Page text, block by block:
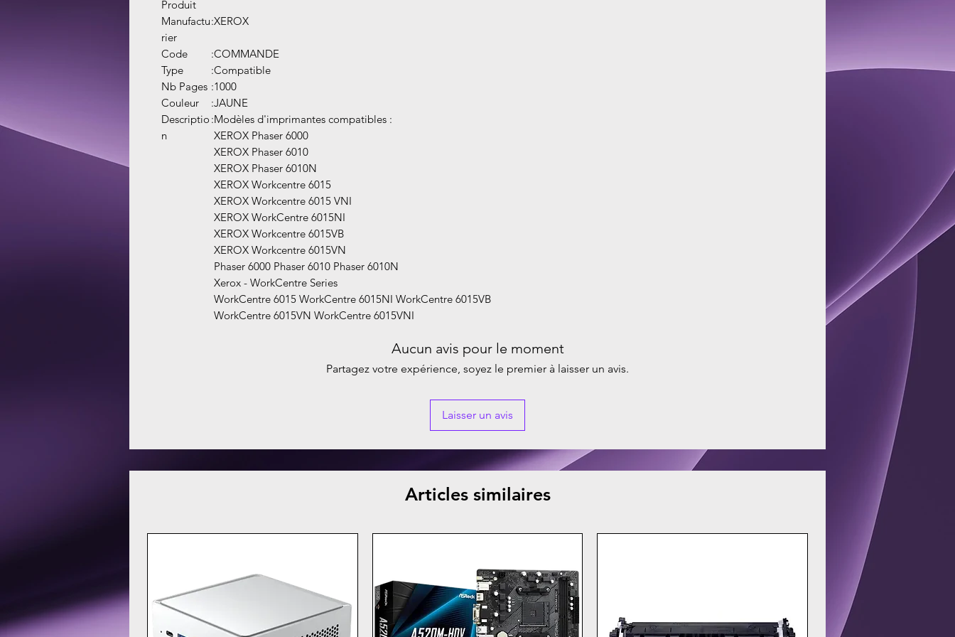
Produit
Manufactu
rier
:XEROX
Code :COMMANDE
Type
:Compatible
Nb Pages :1000
Couleur
:JAUNE
Descriptio
n
:Modèles d'imprimantes compatibles :
XEROX Phaser 6000
XEROX Phaser 6010
XEROX Phaser 6010N
XEROX Workcentre 6015
XEROX Workcentre 6015 VNI
XEROX WorkCentre 6015NI
XEROX Workcentre 6015VB
XEROX Workcentre 6015VN
Phaser 6000 Phaser 6010 Phaser 6010N
Xerox - WorkCentre Series
WorkCentre 6015 WorkCentre 6015NI WorkCentre 6015VB
WorkCentre 6015VN WorkCentre 6015VNI
Aucun avis pour le moment
Partagez votre expérience, soyez le premier à laisser un avis.
Laisser un avis
Articles similaires